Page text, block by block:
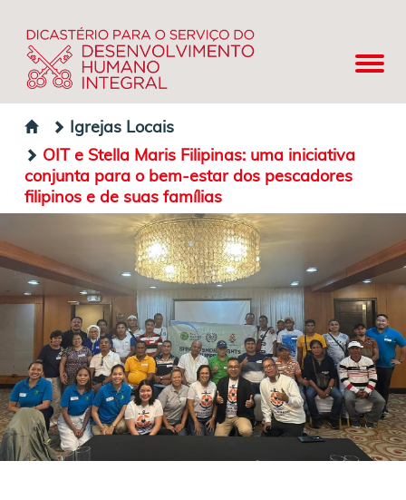
Igrejas Locais
OIT e Stella Maris Filipinas: uma iniciativa
conjunta para o bem-estar dos pescadores
filipinos e de suas famílias